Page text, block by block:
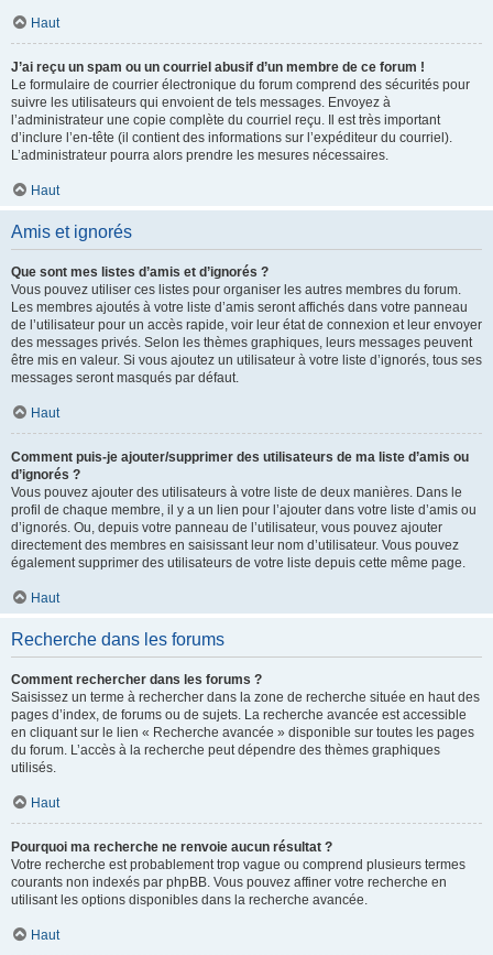
Haut
J’ai reçu un spam ou un courriel abusif d’un membre de ce forum !
Le formulaire de courrier électronique du forum comprend des sécurités pour
suivre les utilisateurs qui envoient de tels messages. Envoyez à
l’administrateur une copie complète du courriel reçu. Il est très important
d’inclure l’en-tête (il contient des informations sur l’expéditeur du courriel).
L’administrateur pourra alors prendre les mesures nécessaires.
Haut
Amis et ignorés
Que sont mes listes d’amis et d’ignorés ?
Vous pouvez utiliser ces listes pour organiser les autres membres du forum.
Les membres ajoutés à votre liste d’amis seront affichés dans votre panneau
de l’utilisateur pour un accès rapide, voir leur état de connexion et leur envoyer
des messages privés. Selon les thèmes graphiques, leurs messages peuvent
être mis en valeur. Si vous ajoutez un utilisateur à votre liste d’ignorés, tous ses
messages seront masqués par défaut.
Haut
Comment puis-je ajouter/supprimer des utilisateurs de ma liste d’amis ou
d’ignorés ?
Vous pouvez ajouter des utilisateurs à votre liste de deux manières. Dans le
profil de chaque membre, il y a un lien pour l’ajouter dans votre liste d’amis ou
d’ignorés. Ou, depuis votre panneau de l’utilisateur, vous pouvez ajouter
directement des membres en saisissant leur nom d’utilisateur. Vous pouvez
également supprimer des utilisateurs de votre liste depuis cette même page.
Haut
Recherche dans les forums
Comment rechercher dans les forums ?
Saisissez un terme à rechercher dans la zone de recherche située en haut des
pages d’index, de forums ou de sujets. La recherche avancée est accessible
en cliquant sur le lien « Recherche avancée » disponible sur toutes les pages
du forum. L’accès à la recherche peut dépendre des thèmes graphiques
utilisés.
Haut
Pourquoi ma recherche ne renvoie aucun résultat ?
Votre recherche est probablement trop vague ou comprend plusieurs termes
courants non indexés par phpBB. Vous pouvez affiner votre recherche en
utilisant les options disponibles dans la recherche avancée.
Haut